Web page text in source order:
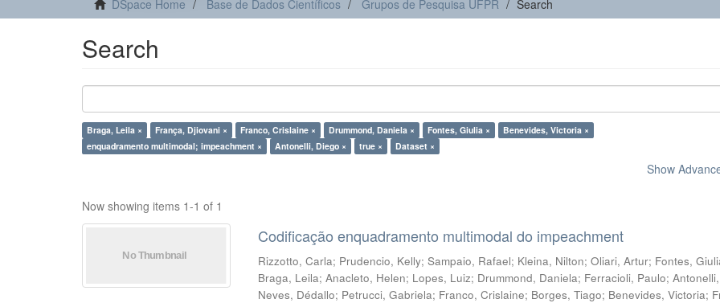
DSpace Home Base de Dados Científicos Grupos de Pesquisa UFPR Search
Search
Braga, Leila × França, Djiovani × Franco, Crislaine × Drummond, Daniela × Fontes, Giulia ×
Benevides, Victoria ×
enquadramento multimodal; impeachment ×
Antonelli, Diego × true × Dataset ×
Show
Now showing items 1-1 of 1
Codificação enquadramento multimodal do impeachment
Rizzotto, Carla; Prudencio, Kelly;Sampaio, Rafael; Kleina, Nilton;Oliari, Artur; Fontes,
Braga, Leila;Anacleto, Helen; Lopes, Luiz; Drummond, Daniela; Ferracioli, Paulo;
Neves, Dédallo; Petrucci, Gabriela; Franco, Crislaine; Borges, Tiago; Benevides, Victoria;